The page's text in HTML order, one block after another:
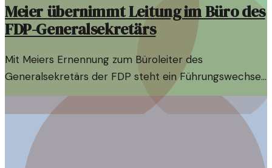
Meier übernimmt Leitung im Büro des
FDP-Generalsekretärs
Mit Meiers Ernennung zum Büroleiter des
Generalsekretärs der FDP steht ein Führungswechsel
bevor, der weitreichende Auswirkungen auf die
Parteistrategie haben könnte.